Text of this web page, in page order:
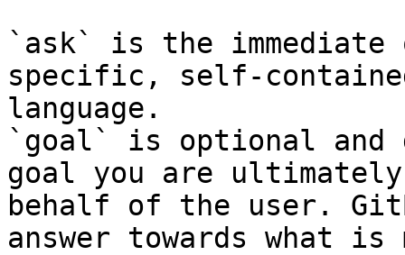
`ask` is the
specific, self-
language.
`goal` is optional and
goal you are
behalf of the user.
answer towards what